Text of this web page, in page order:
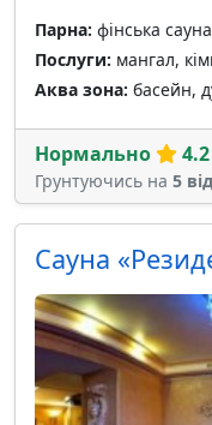
Парна: фінська сауна
Послуги: мангал,
Аква зона: басейн,
Нормально 4.2
Грунтуючись на 5
Сауна